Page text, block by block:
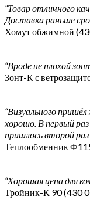
“Товар отличного
Доставка раньше
Хомут обжимной
“Вроде не плохой
Зонт-К с
“Визуального
хорошо. В первый
пришлось второй раз
Теплообменник
“Хорошая цена для
Тройник-К 90 (430